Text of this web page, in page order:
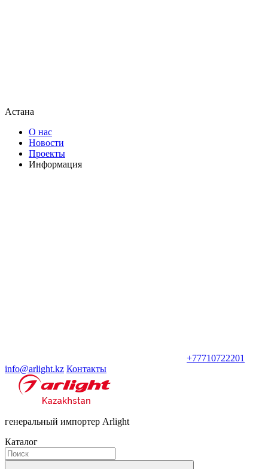
Астана
О нас
Новости
Проекты
Информация
+77710722201
info@arlight.kz Контакты
генеральный импортер Arlight
Каталог